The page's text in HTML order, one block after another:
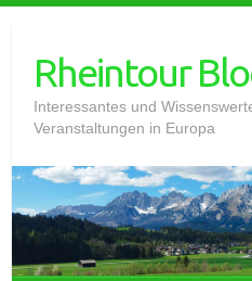
contentRheintour
Interessantes und
Veranstaltungen in Europa